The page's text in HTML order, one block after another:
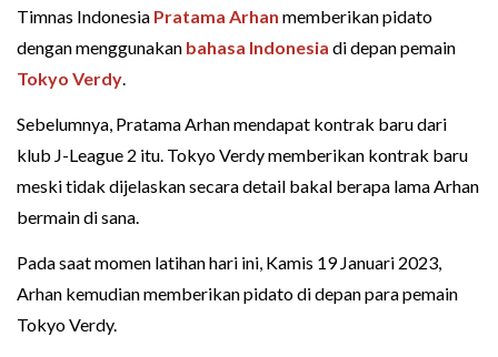
Timnas Indonesia Pratama Arhan memberikan pidato
dengan menggunakan bahasa Indonesia di depan pemain
Tokyo Verdy.
Sebelumnya, Pratama Arhan mendapat kontrak baru dari
klub J-League 2 itu. Tokyo Verdy memberikan kontrak baru
meski tidak dijelaskan secara detail bakal berapa lama Arhan
bermain di sana.
Pada saat momen latihan hari ini, Kamis 19 Januari 2023,
Arhan kemudian memberikan pidato di depan para pemain
Tokyo Verdy.